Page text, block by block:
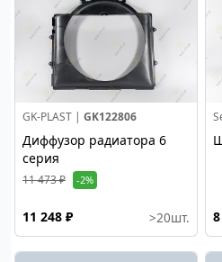
GK-PLAST | GK122806
Диффузор радиатора 6
серия
11 473 ₽ -2%
11 248 ₽ >20шт.